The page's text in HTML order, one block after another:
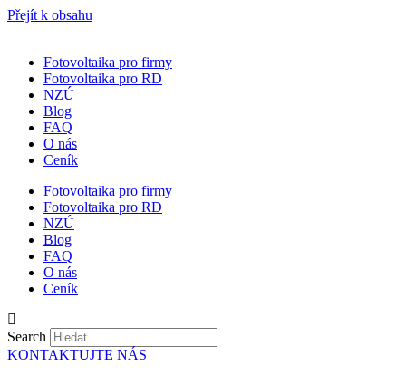
Přejít k obsahu
Fotovoltaika pro firmy
Fotovoltaika pro RD
NZÚ
Blog
FAQ
O nás
Ceník
Fotovoltaika pro firmy
Fotovoltaika pro RD
NZÚ
Blog
FAQ
O nás
Ceník
Search
KONTAKTUJTE NÁS